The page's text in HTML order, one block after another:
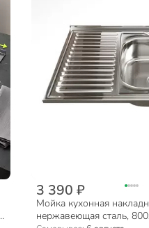
3 390 ₽
Мойка кухонная
нержавеющая сталь,